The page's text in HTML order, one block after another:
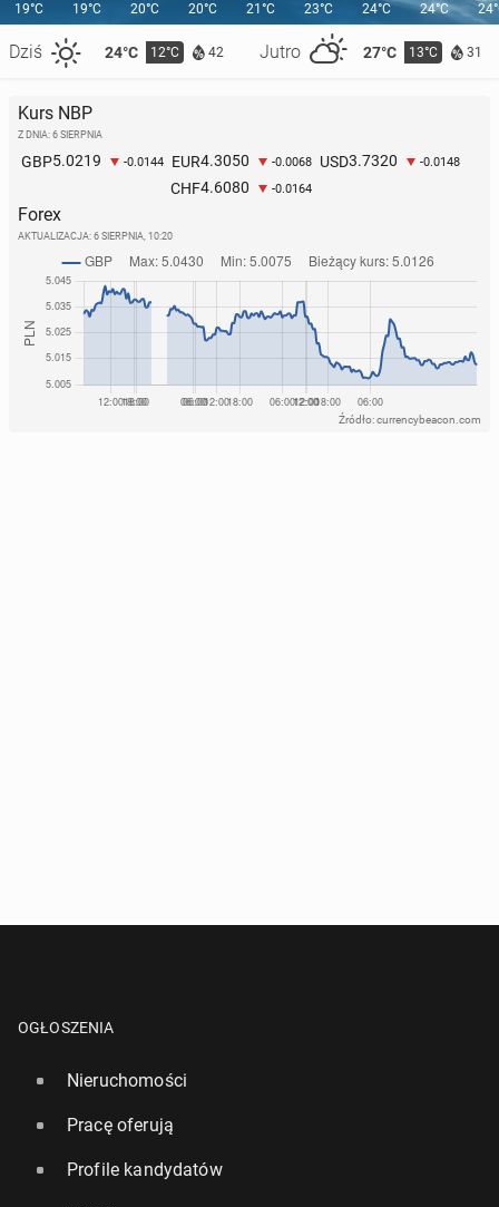
19°C
Dziś 24°C 12°C 42 Jutro 27°C 13°C 31
19°C 20°C 20°C 21°C 23°C 24°C 24°C
Kurs NBP
Z DNIA: 6 SIERPNIA
GBP5.0219 -0.0144 EUR4.3050 -0.0068 USD3.7320 -0.0148
CHF4.6080 -0.0164
Forex
AKTUALIZACJA: 6 SIERPNIA, 10:20
Źródło: currencybeacon.com
OGŁOSZENIA
Nieruchomości
Pracę oferują
Profile kandydatów